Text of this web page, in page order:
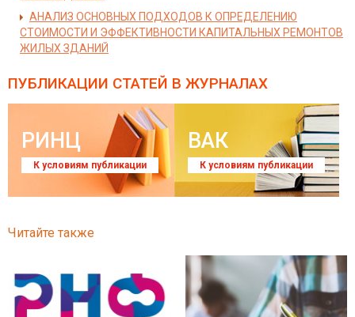
АНАЛИЗ ОСНОВНЫХ ПОДХОДОВ К ОПРЕДЕЛЕНИЮ
СТОИМОСТИ И ЭФФЕКТИВНОСТИ КАПИТАЛЬНЫХ РЕМОНТОВ
ЖИЛЫХ ЗДАНИЙ
ПУБЛИКАЦИИ СТАТЕЙ В ЖУРНАЛАХ
РИНЦ
К условиям публикации
ВАК
К условиям публикации
Читайте также